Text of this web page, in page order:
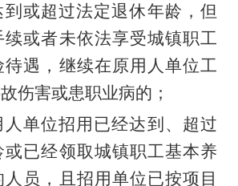
到或超过法定退休年龄，但
续或者未依法享受城镇职工
遇，继续在原用人单位工
伤害或患职业病的；
人单位招用已经达到、超过
已经领取城镇职工基本养
员，且招用单位已按项目